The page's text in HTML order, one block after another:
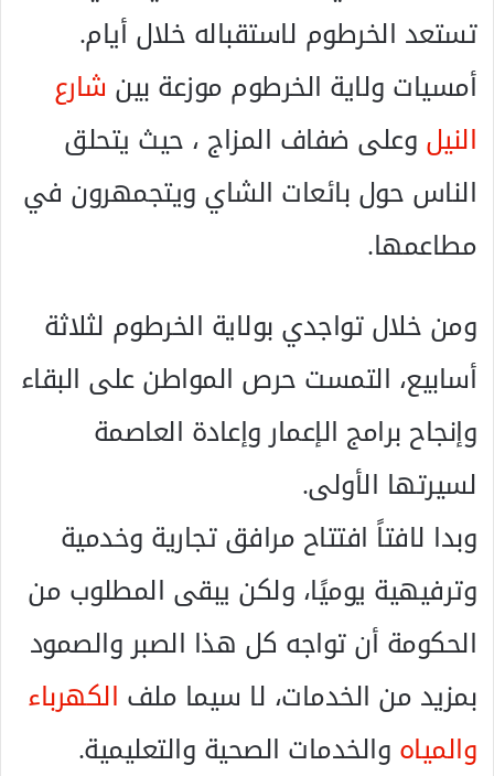
تستعد الخرطوم لاستقباله خلال أيام.
أمسيات ولاية الخرطوم موزعة بين شارع
النيلوعلى ضفاف المزاج ، حيث يتحلق
الناس حول بائعات الشاي ويتجمهرون في
مطاعمها.
ومن خلال تواجدي بولاية الخرطوم لثلاثة
أسابيع، التمست حرص المواطن على البقاء
وإنجاح برامج الإعمار وإعادة العاصمة
لسيرتها الأولى.
وبدا لافتاً افتتاح مرافق تجارية وخدمية
وترفيهية يوميًا، ولكن يبقى المطلوب من
الحكومة أن تواجه كل هذا الصبر والصمود
بمزيد من الخدمات، لا سيما ملف الكهرباء
والمياهوالخدمات الصحية والتعليمية.